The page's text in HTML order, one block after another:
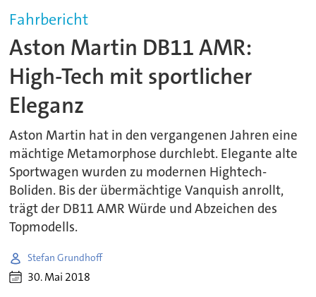
Fahrbericht
Aston Martin DB11 AMR:
High-Tech mit sportlicher
Eleganz
Aston Martin hat in den vergangenen Jahren eine
mächtige Metamorphose durchlebt. Elegante alte
Sportwagen wurden zu modernen Hightech-
Boliden. Bis der übermächtige Vanquish anrollt,
trägt der DB11 AMR Würde und Abzeichen des
Topmodells.
Stefan Grundhoff
30. Mai 2018